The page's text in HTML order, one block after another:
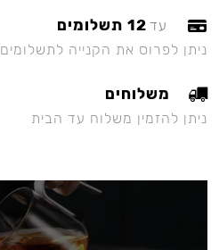
עד 12 תשלומים
ניתן לפרוס את הקנייה לתשלומים
משלוחים
ניתן להזמין משלוח עד הבית